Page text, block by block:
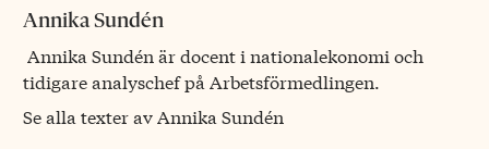
Annika Sundén
Annika Sundén är docent i nationalekonomi och
tidigare analyschef på Arbetsförmedlingen.
Se alla texter av Annika Sundén